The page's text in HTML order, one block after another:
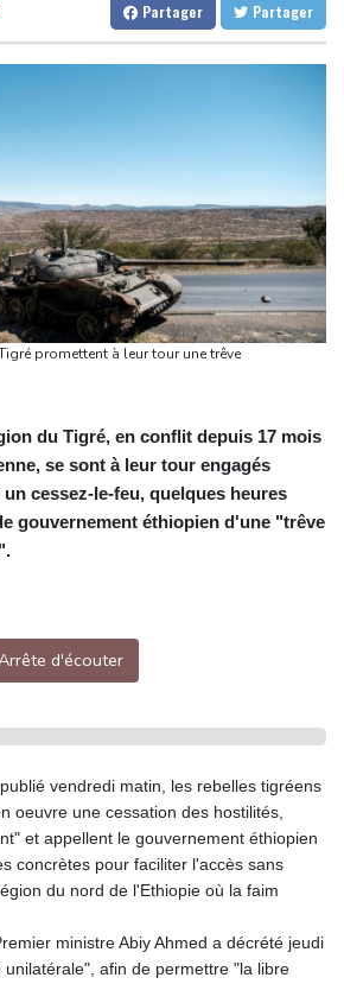
Madagascar
18 °C
Cayenne
26 °C
une entreprise américaine en
les jardins
la faiblesse de l'emploi nourrit l'espoir
en détention provisoire après le mégafeu
leur bataille judiciaire sur les futurs
de ChatGPT
meurtrière des rebelles houthis en
Partager Partager
promettent à leur tour une trêve
du Tigré, en conflit depuis 17 mois
se sont à leur tour engagés
cessez-le-feu, quelques heures
gouvernement éthiopien d'une "trêve
d'écouter
vendredi matin, les rebelles tigréens
oeuvre une cessation des hostilités,
et appellent le gouvernement éthiopien
concrètes pour faciliter l'accès sans
du nord de l'Ethiopie où la faim
ministre Abiy Ahmed a décrété jeudi
afin de permettre "la libre